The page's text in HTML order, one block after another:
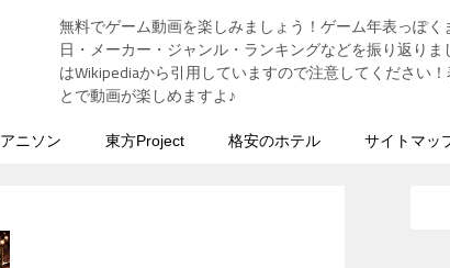
無料でゲーム動画を楽しみましょう！ゲーム年表っぽ
日・メーカー・ジャンル・ランキングなどを振り返り
はWikipediaから引用していますので注意してください
とで動画が楽しめますよ♪
アニソン 東方Project 格安のホテル サイトマッ